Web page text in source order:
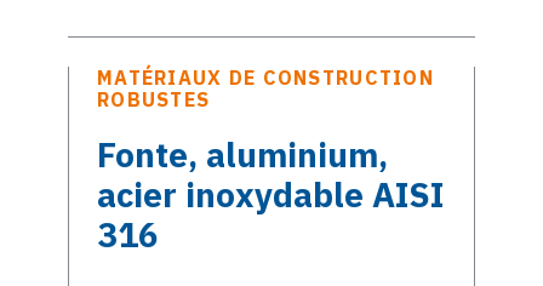
MATÉRIAUX DE CONSTRUCTION
ROBUSTES
Fonte, aluminium,
acier inoxydable AISI
316